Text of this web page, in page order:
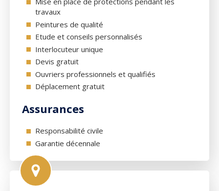
travaux
Peintures de qualité
Etude et conseils personnalisés
Interlocuteur unique
Devis gratuit
Ouvriers professionnels et qualifiés
Déplacement gratuit
Assurances
Responsabilité civile
Garantie décennale